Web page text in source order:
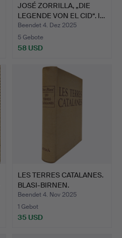
JOSÉ ZORRILLA, „DIE
LEGENDE VON EL CID“. I…
Beendet 4. Dez 2025
5 Gebote
58 USD
LES TERRES CATALANES.
BLASI-BIRNEN.
Beendet 4. Nov 2025
1 Gebot
35 USD